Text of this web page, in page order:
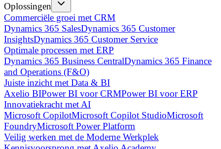
Oplossingen
Commerciële groei met CRM
Dynamics 365 SalesDynamics 365 Customer
InsightsDynamics 365 Customer Service
Optimale processen met ERP
Dynamics 365 Business CentralDynamics 365 Finance
and Operations (F&O)
Juiste inzicht met Data & BI
Axelio BIPower BI voor CRMPower BI voor ERP
Innovatiekracht met AI
Microsoft CopilotMicrosoft Copilot StudioMicrosoft
FoundryMicrosoft Power Platform
Veilig werken met de Moderne Werkplek